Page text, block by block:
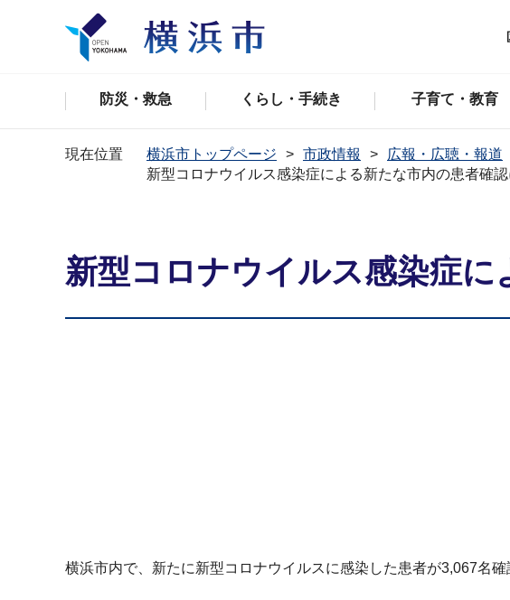
防災・救急 くらし・手続き 子育て・教育
現在位置 横浜市トップページ 市政情報 広報・広聴・報道
新型コロナウイルス感染症による新たな市内の患者確
新型コロナウイルス感染症
横浜市内で、新たに新型コロナウイルスに感染した患者が3,067名